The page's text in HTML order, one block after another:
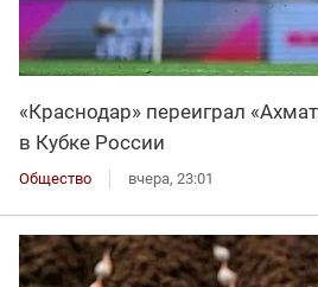
«Краснодар» переиграл
в Кубке России
Общество вчера, 23:01